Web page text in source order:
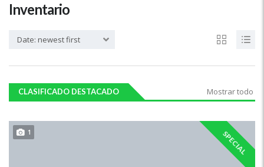
Inventario
Date: newest first
CLASIFICADO DESTACADO Mostrar todo
1 SPECIAL